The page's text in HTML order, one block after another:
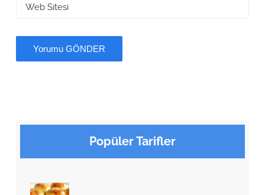
Popüler Tarifler